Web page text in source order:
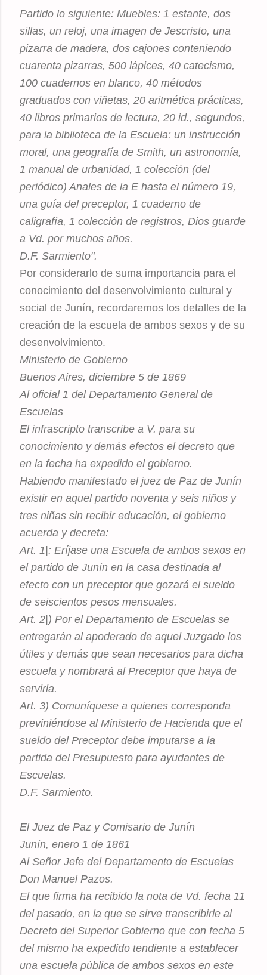
Partido lo siguiente: Muebles: 1 estante, dos
sillas, un reloj, una imagen de Jescristo, una
pizarra de madera, dos cajones conteniendo
cuarenta pizarras, 500 lápices, 40 catecismo,
100 cuadernos en blanco, 40 métodos
graduados con viñetas, 20 aritmética prácticas,
40 libros primarios de lectura, 20 id., segundos,
para la biblioteca de la Escuela: un instrucción
moral, una geografía de Smith, un astronomía,
1 manual de urbanidad, 1 colección (del
periódico) Anales de la E hasta el número 19,
una guía del preceptor, 1 cuaderno de
caligrafía, 1 colección de registros, Dios guarde
a Vd. por muchos años.
D.F. Sarmiento".
Por considerarlo de suma importancia para el
conocimiento del desenvolvimiento cultural y
social de Junín, recordaremos los detalles de la
creación de la escuela de ambos sexos y de su
desenvolvimiento.
Ministerio de Gobierno
Buenos Aires, diciembre 5 de 1869
Al oficial 1 del Departamento General de
Escuelas
El infrascripto transcribe a V. para su
conocimiento y demás efectos el decreto que
en la fecha ha expedido el gobierno.
Habiendo manifestado el juez de Paz de Junín
existir en aquel partido noventa y seis niños y
tres niñas sin recibir educación, el gobierno
acuerda y decreta:
Art. 1|: Eríjase una Escuela de ambos sexos en
el partido de Junín en la casa destinada al
efecto con un preceptor que gozará el sueldo
de seiscientos pesos mensuales.
Art. 2|) Por el Departamento de Escuelas se
entregarán al apoderado de aquel Juzgado los
útiles y demás que sean necesarios para dicha
escuela y nombrará al Preceptor que haya de
servirla.
Art. 3) Comuníquese a quienes corresponda
previniéndose al Ministerio de Hacienda que el
sueldo del Preceptor debe imputarse a la
partida del Presupuesto para ayudantes de
Escuelas.
D.F. Sarmiento.
El Juez de Paz y Comisario de Junín
Junín, enero 1 de 1861
Al Señor Jefe del Departamento de Escuelas
Don Manuel Pazos.
El que firma ha recibido la nota de Vd. fecha 11
del pasado, en la que se sirve transcribirle al
Decreto del Superior Gobierno que con fecha 5
del mismo ha expedido tendiente a establecer
una escuela pública de ambos sexos en este